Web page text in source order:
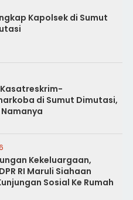
Kapolsek di Sumut
di Sumut Dimutasi,
Kekeluargaan,
RI Maruli Siahaan
Sosial Ke Rumah